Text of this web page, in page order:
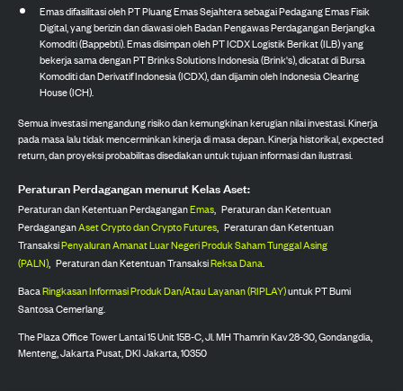
Emas difasilitasi oleh PT Pluang Emas Sejahtera sebagai Pedagang Emas Fisik
Digital, yang berizin dan diawasi oleh Badan Pengawas Perdagangan Berjangka
Komoditi (Bappebti). Emas disimpan oleh PT ICDX Logistik Berikat (ILB) yang
bekerja sama dengan PT Brinks Solutions Indonesia (Brink's), dicatat di Bursa
Komoditi dan Derivatif Indonesia (ICDX), dan dijamin oleh Indonesia Clearing
House (ICH).
Semua investasi mengandung risiko dan kemungkinan kerugian nilai investasi. Kinerja
pada masa lalu tidak mencerminkan kinerja di masa depan. Kinerja historikal, expected
return, dan proyeksi probabilitas disediakan untuk tujuan informasi dan ilustrasi.
Peraturan Perdagangan menurut Kelas Aset:
Peraturan dan Ketentuan PerdaganganEmas, Peraturan dan Ketentuan
PerdaganganAset Crypto dan Crypto Futures, Peraturan dan Ketentuan
TransaksiPenyaluran Amanat Luar Negeri Produk Saham Tunggal Asing
(PALN), Peraturan dan Ketentuan TransaksiReksa Dana.
BacaRingkasan Informasi Produk Dan/Atau Layanan (RIPLAY)untuk PT Bumi
Santosa Cemerlang.
The Plaza Office Tower Lantai 15 Unit 15B-C, Jl. MH Thamrin Kav 28-30, Gondangdia,
Menteng, Jakarta Pusat, DKI Jakarta, 10350